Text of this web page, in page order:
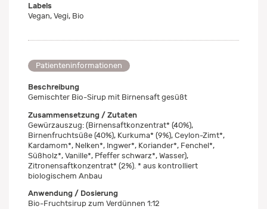
Labels
Vegan, Vegi, Bio
Patienteninformationen
Beschreibung
Gemischter Bio-Sirup mit Birnensaft gesüßt
Zusammensetzung / Zutaten
Gewürzauszug: (Birnensaftkonzentrat* (40%),
Birnenfruchtsüße (40%), Kurkuma* (9%), Ceylon-Zimt*,
Kardamom*, Nelken*, Ingwer*, Koriander*, Fenchel*,
Süßholz*, Vanille*, Pfeffer schwarz*, Wasser),
Zitronensaftkonzentrat* (2%). * aus kontrolliert
biologischem Anbau
Anwendung / Dosierung
Bio-Fruchtsirup zum Verdünnen 1:12